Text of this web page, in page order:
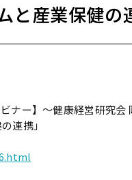
産業保健の
ナー】～健康経営研究
連携」